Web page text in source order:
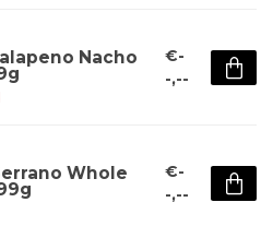
Nacho
€-
-,--
Whole
€-
-,--